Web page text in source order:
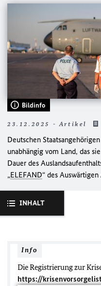
Bildinfo
23.12.2025 - Artikel
Deutschen
unabhängig vom Land, das
Dauer des
„ELEFAND“ des
INHALT
Info
Die Registrierung zur
https://